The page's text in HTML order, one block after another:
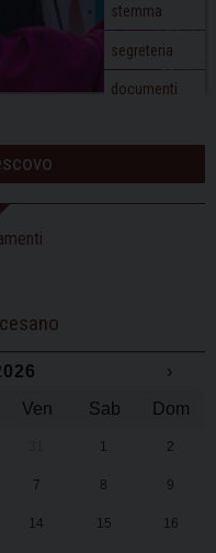
stemma
segreteria
documenti
›
Ven Sab Dom
1 2
7 8 9
14 15 16